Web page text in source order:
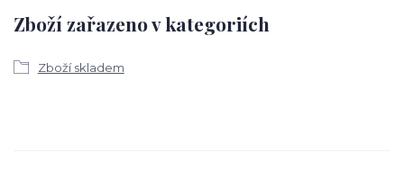
Zboží zařazeno v kategoriích
Zboží skladem